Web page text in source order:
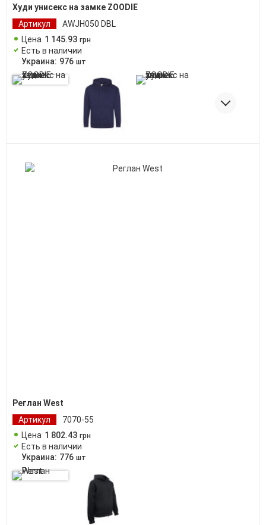
Худи унисекс на замке ZOODIE
Артикул
AWJH050 DBL
Цена 1 145.93 грн
Есть в наличии
Украина: 976 шт
Реглан West
Артикул
7070-55
Цена 1 802.43 грн
Есть в наличии
Украина: 776 шт